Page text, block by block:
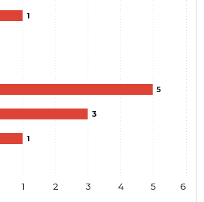
1
5
3
1
1 2 3 4 5 6